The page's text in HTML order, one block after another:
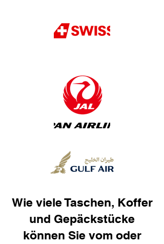
Wie viele Taschen, Koffer
und Gepäckstücke
können Sie vom oder